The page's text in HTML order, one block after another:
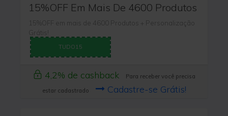
15%OFF Em Mais De 4600 Produtos
15%OFF em mais de 4600 Produtos + Personalização
Grátis!
TUDO15
4,2% de cashback
Para receber você precisa
estar cadastrado
Cadastre-se Grátis!